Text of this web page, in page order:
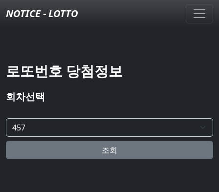
NOTICE - LOTTO
로또번호 당첨정보
회차선택
조회